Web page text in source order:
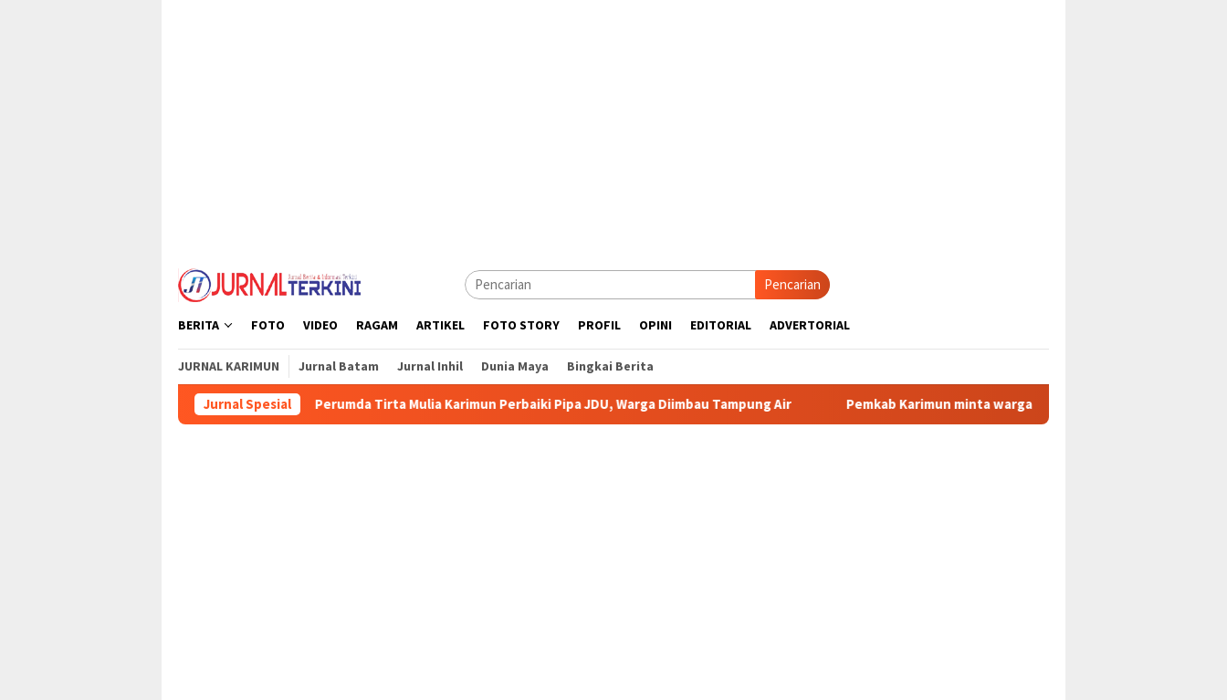
Pencarian
BERITA FOTO VIDEO RAGAM ARTIKEL FOTO STORY PROFIL OPINI EDITORIAL ADVERTORIAL
JURNAL KARIMUN Jurnal Batam Jurnal Inhil Dunia Maya Bingkai Berita
Jurnal Spesial
Perumda Tirta Mulia Karimun Perbaiki Pipa JDU, Warga Diimbau Tampung Air Pemkab Karimun minta warga tidak terpancing isu liar terkait sedimen pasir